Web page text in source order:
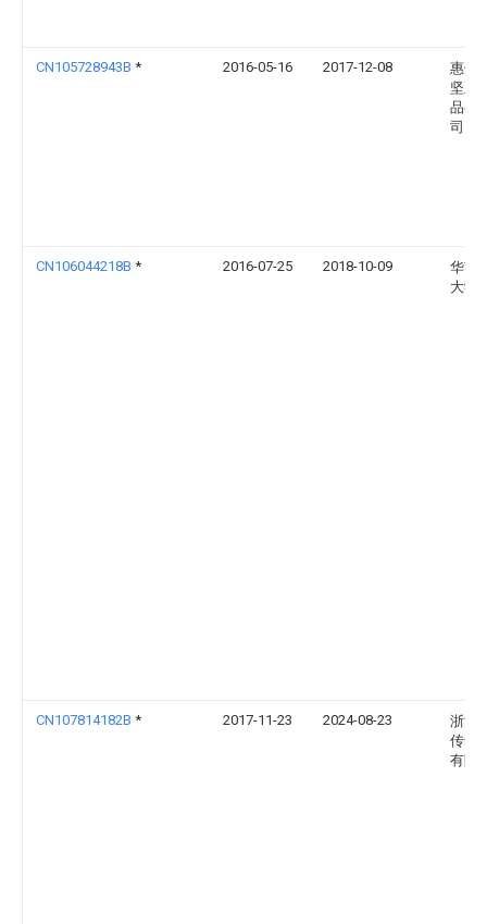
CN105728943B * 2016-05-16 2017-12-08
惠州
坚五
品有
司
CN106044218B * 2016-07-25 2018-10-09
华南
大学
CN107814182B * 2017-11-23 2024-08-23
浙江
传动
有限